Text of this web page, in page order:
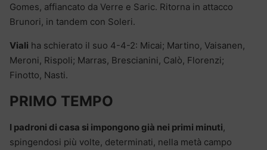
Gomes, affiancato da Verre e Saric. Ritorna in attacco
Brunori, in tandem con Soleri.
Viali ha schierato il suo 4-4-2: Micai; Martino, Vaisanen,
Meroni, Rispoli; Marras, Brescianini, Calò, Florenzi;
Finotto, Nasti.
PRIMO TEMPO
I padroni di casa si impongono già nei primi minuti,
spingendosi più volte, determinati, nella metà campo